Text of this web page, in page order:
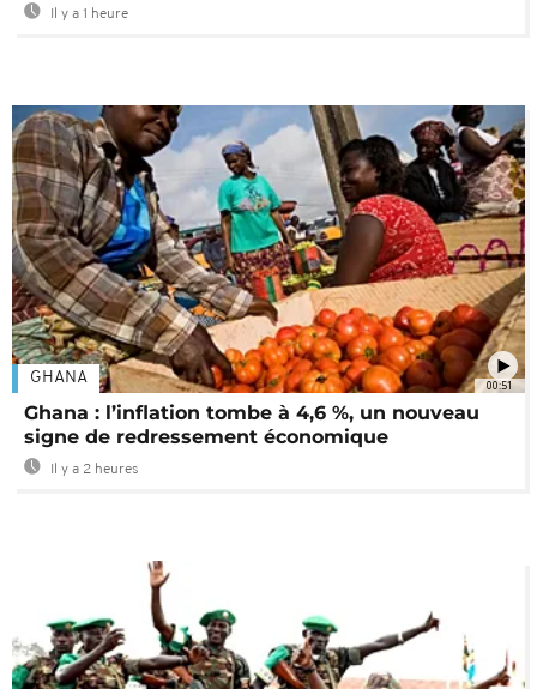
Il y a 1 heure
00:51
GHANA
Ghana : l’inflation tombe à 4,6 %, un nouveau
signe de redressement économique
Il y a 2 heures